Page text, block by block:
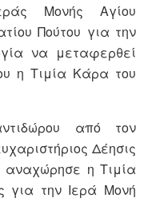
Μονής Αγίου
Πούτου για την
να μεταφερθεί
η Τιμία Κάρα του
από τον
Δέησις
αναχώρησε η Τιμία
για την Ιερά Μονή